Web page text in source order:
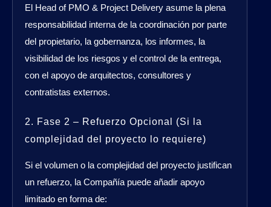
El Head of PMO & Project Delivery asume la plena
responsabilidad interna de la coordinación por parte
del propietario, la gobernanza, los informes, la
visibilidad de los riesgos y el control de la entrega,
con el apoyo de arquitectos, consultores y
contratistas externos.
2. Fase 2 – Refuerzo Opcional (Si la
complejidad del proyecto lo requiere)
Si el volumen o la complejidad del proyecto justifican
un refuerzo, la Compañía puede añadir apoyo
limitado en forma de: